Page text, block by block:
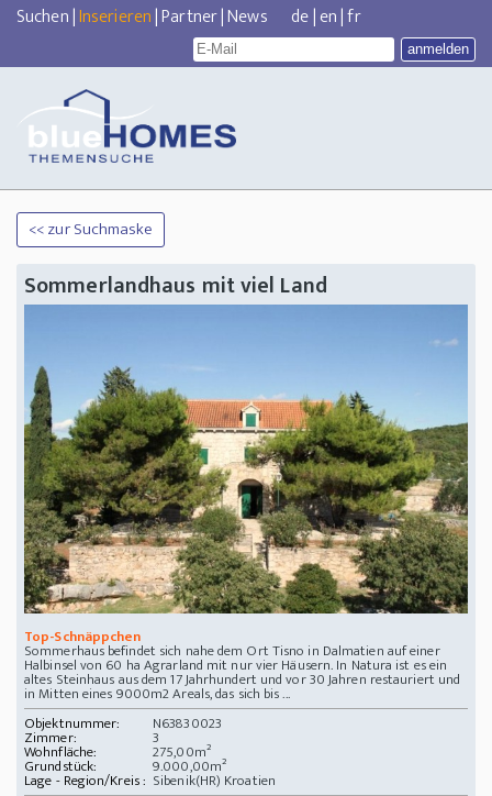
Suchen|Inserieren|Partner|News de|en|fr
<< zur Suchmaske
Sommerlandhaus mit viel Land
Top-Schnäppchen
Sommerhaus befindet sich nahe dem Ort Tisno in Dalmatien auf einer
Halbinsel von 60 ha Agrarland mit nur vier Häusern. In Natura ist es ein
altes Steinhaus aus dem 17 Jahrhundert und vor 30 Jahren restauriert und
in Mitten eines 9000m2 Areals, das sich bis ...
Objektnummer:
N63830023
Zimmer: 3
Wohnfläche: 275,00m²
Grundstück: 9.000,00m²
Lage - Region/Kreis : Sibenik(HR) Kroatien